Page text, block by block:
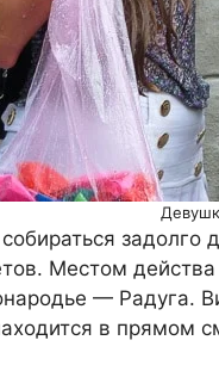
задолго
Местом
— Радуга.
в прямом